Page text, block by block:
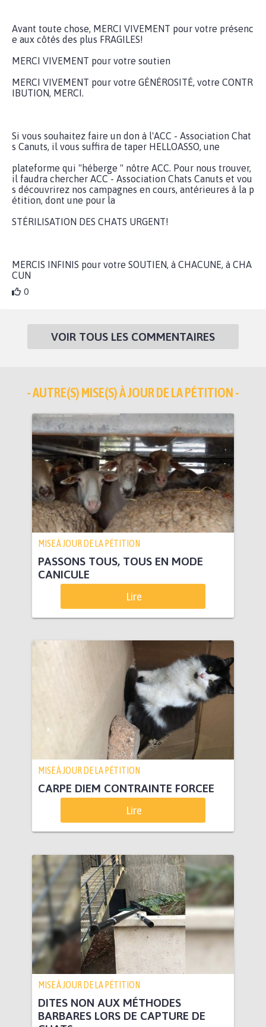
Avant toute chose, MERCI VIVEMENT pour votre présenc
e aux côtés des plus FRAGILES!
MERCI VIVEMENT pour votre soutien
MERCI VIVEMENT pour votre GÉNÉROSITÉ, votre CONTR
IBUTION, MERCI.
Si vous souhaitez faire un don à l'ACC - Association Chat
s Canuts, il vous suffira de taper HELLOASSO, une
plateforme qui "héberge " nôtre ACC. Pour nous trouver,
il faudra chercher ACC - Association Chats Canuts et vou
s découvrirez nos campagnes en cours, antérieures à la p
étition, dont une pour la
STÉRILISATION DES CHATS URGENT!
MERCIS INFINIS pour votre SOUTIEN, à CHACUNE, à CHA
CUN
0
VOIR TOUS LES COMMENTAIRES
- AUTRE(S) MISE(S) À JOUR DE LA PÉTITION -
MISE À JOUR DE LA PÉTITION
PASSONS TOUS, TOUS EN MODE
CANICULE
Lire
MISE À JOUR DE LA PÉTITION
CARPE DIEM CONTRAINTE FORCEE
Lire
MISE À JOUR DE LA PÉTITION
DITES NON AUX MÉTHODES
BARBARES LORS DE CAPTURE DE